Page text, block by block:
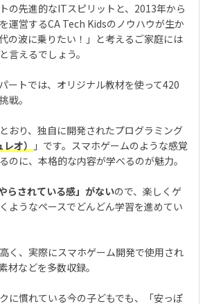
の先進的なITスピリットと、2013年から
運営するCA Tech Kidsのノウハウが生か
の波に乗りたい！」と考えるご家庭には
言えるでしょう。
ートでは、オリジナル教材を使って420
戦。
おり、独自に開発されたプログラミング
オ）
」です。スマホゲームのような感覚
のに、本格的な内容が学べるのが魅力。
やらされている感」がないので、楽しくゲ
ようなペースでどんどん学習を進めてい
く、実際にスマホゲーム開発で使用され
材などを多数収録。
に慣れている今の子どもでも、「安っぽ